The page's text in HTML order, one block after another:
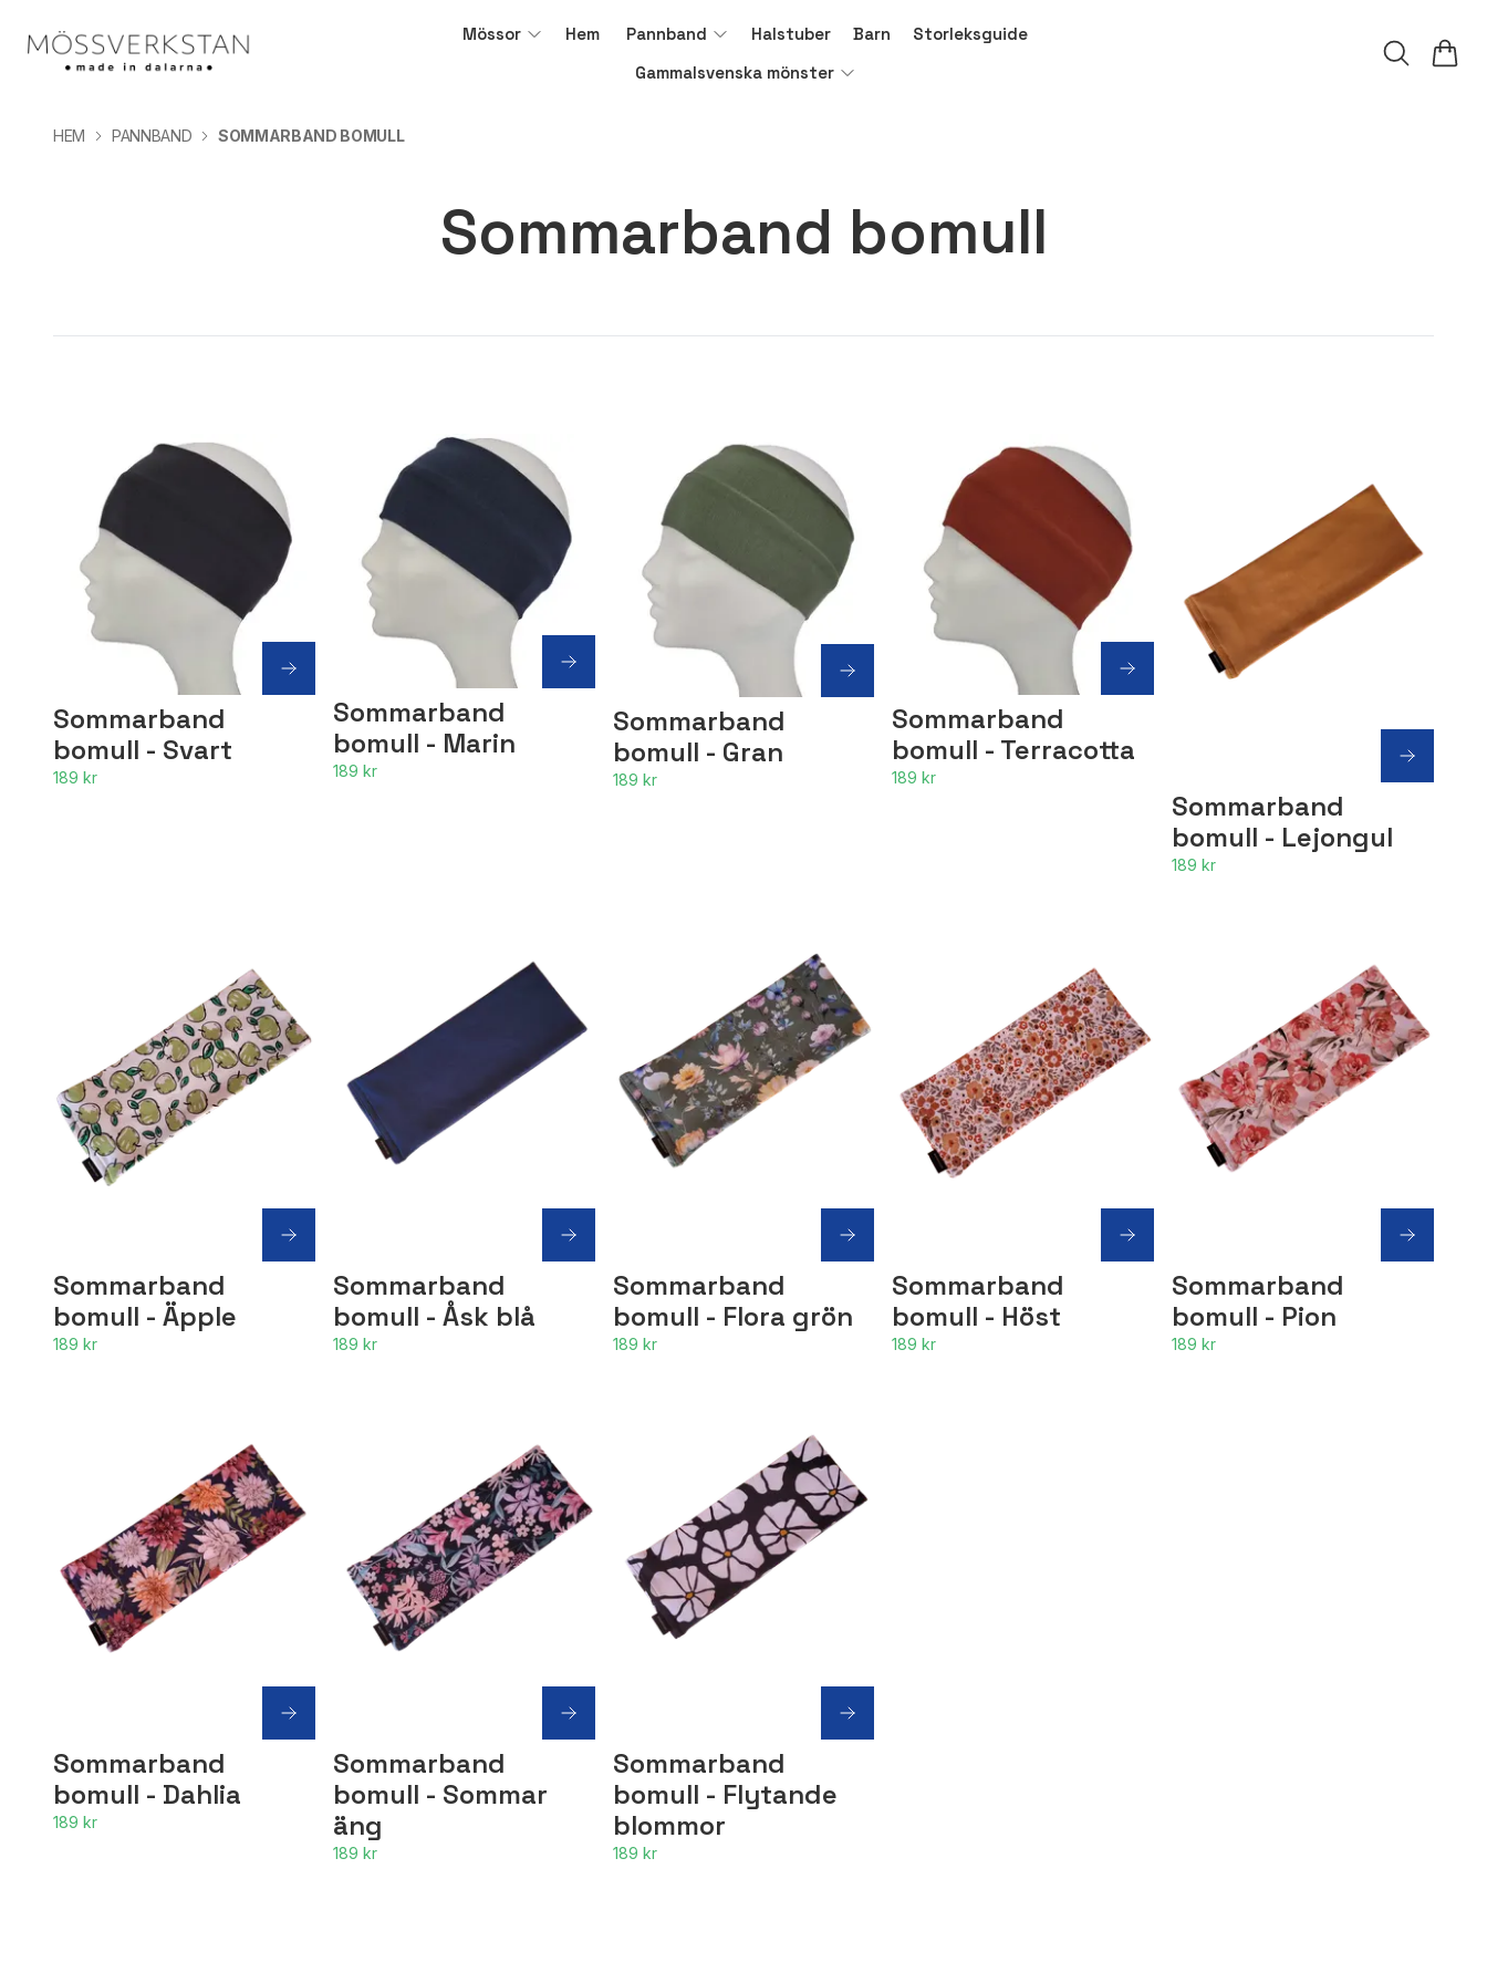
Mössor Hem Pannband Halstuber Barn
Storleksguide
Gammalsvenska mönster
HEM PANNBAND SOMMARBAND BOMULL
Sommarband bomull
Sommarband
bomull - Svart
189 kr
Sommarband
bomull - Marin
189 kr
Sommarband
bomull - Gran
189 kr
Sommarband
bomull - Terracotta
189 kr
Sommarband
bomull - Lejongul
189 kr
Sommarband
bomull - Äpple
189 kr
Sommarband
bomull - Åsk blå
189 kr
Sommarband
bomull - Flora grön
189 kr
Sommarband
bomull - Höst
189 kr
Sommarband
bomull - Pion
189 kr
Sommarband
bomull - Dahlia
189 kr
Sommarband
bomull - Sommar
äng
189 kr
Sommarband
bomull - Flytande
blommor
189 kr